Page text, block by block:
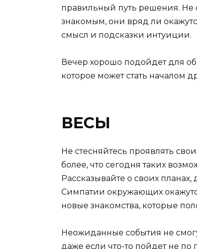
правильный путь решения. Не
знакомым, они вряд ли
смысл и подсказки интуиции.
Вечер хорошо подойдет для
которое может стать началом
ВЕСЫ
Не стесняйтесь проявлять
более, что сегодня таких
Рассказывайте о своих
Симпатии окружающих
новые знакомства, которые
Неожиданные события не
даже если что-то пойдет не